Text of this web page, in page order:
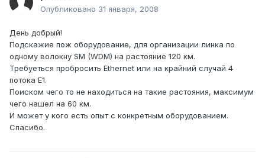
Опубликовано 31 января, 2008
День добрый!
Подскажие пож оборудование, для организации линка по
одному волокну SM (WDM) на растояние 120 км.
Требуеться пробросить Ethernet или на крайний случай 4
потока Е1.
Поиском чего то не находиться на такие растояния, максимум
чего нашел на 60 км.
И может у кого есть опыт с конкретным оборудованием.
Спасибо.